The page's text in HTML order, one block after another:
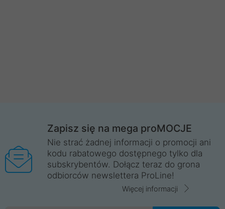
Zapisz się na mega proMOCJE
Nie strać żadnej informacji o promocji ani
kodu rabatowego dostępnego tylko dla
subskrybentów. Dołącz teraz do grona
odbiorców newslettera ProLine!
Więcej informacji